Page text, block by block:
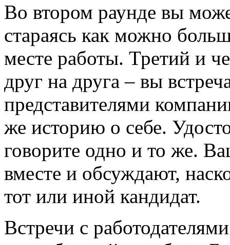
Во втором раунде вы
стараясь как можно
месте работы. Третий и
друг на друга – вы
представителями
же историю о себе.
говорите одно и то же.
вместе и обсуждают,
тот или иной кандидат.
Встречи с